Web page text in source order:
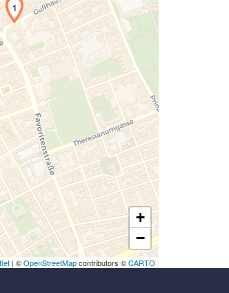
1
+
−
| ©OpenStreetMapcontributors ©CARTO